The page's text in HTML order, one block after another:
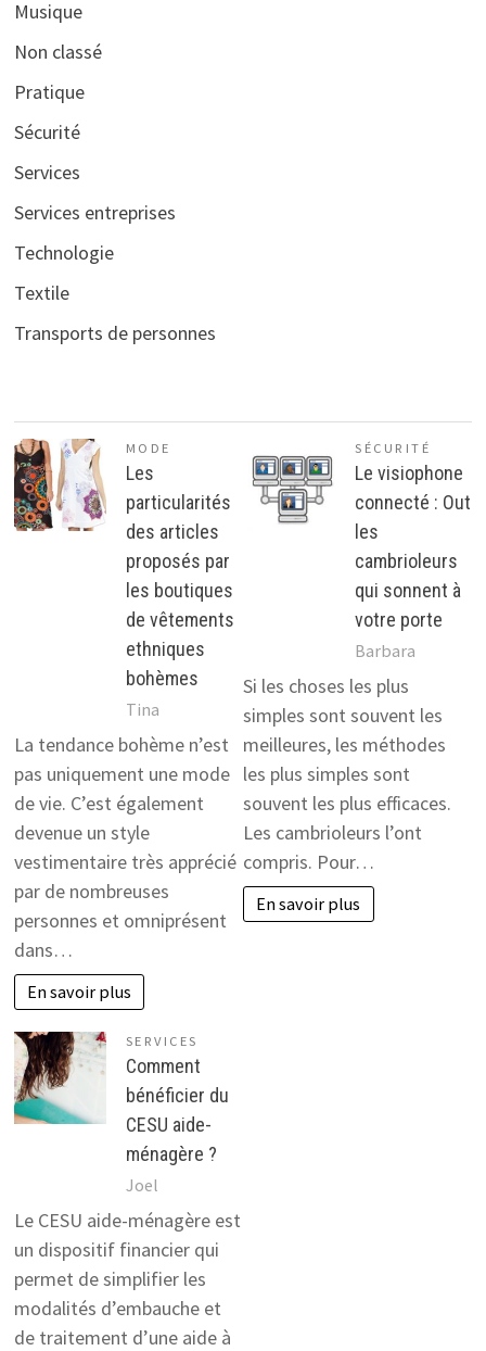
Musique
Non classé
Pratique
Sécurité
Services
Services entreprises
Technologie
Textile
Transports de personnes
MODE
Les
particularités
des articles
proposés par
les boutiques
de vêtements
ethniques
bohèmes
Tina
La tendance bohème n’est
pas uniquement une mode
de vie. C’est également
devenue un style
vestimentaire très apprécié
par de nombreuses
personnes et omniprésent
dans…
En savoir plus
SÉCURITÉ
Le visiophone
connecté : Out
les
cambrioleurs
qui sonnent à
votre porte
Barbara
Si les choses les plus
simples sont souvent les
meilleures, les méthodes
les plus simples sont
souvent les plus efficaces.
Les cambrioleurs l’ont
compris. Pour…
En savoir plus
SERVICES
Comment
bénéficier du
CESU aide-
ménagère ?
Joel
Le CESU aide-ménagère est
un dispositif financier qui
permet de simplifier les
modalités d’embauche et
de traitement d’une aide à